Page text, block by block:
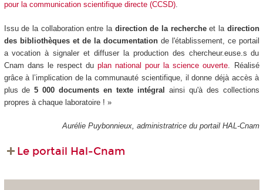
pour la communication scientifique directe (CCSD).
Issu de la collaboration entre la direction de la rechercheet la direction
des bibliothèques et de la documentationde l'établissement, ce portail
a vocation à signaler et diffuser la production des chercheur.euse.s du
Cnam dans le respect du plan national pour la science ouverte . Réalisé
grâce à l’implication de la communauté scientifique, il donne déjà accès à
plus de5 000 documents en texte intégral
ainsi qu'à des collections
propres à chaque laboratoire ! »
Aurélie Puybonnieux, administratrice du portail HAL-Cnam
Le portail Hal-Cnam